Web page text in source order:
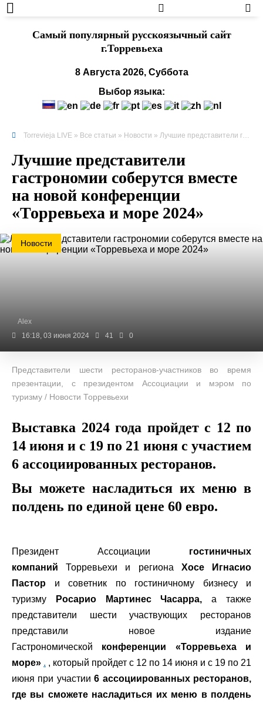
Cамый популярный русскоязычный сайт
г.Торревьеха
8 Августа 2026, Суббота
Выбор языка:
Torrevieja LIVE » Все статьи » Новости » Лучшие представители гастрономии соберутся вместе на новой конференции «Торревьеха и море 2024»
Лучшие представители
гастрономии соберутся вместе
на новой конференции
«Торревьеха и море 2024»
Новости
Alex
16:18, 03 июня 2024
41 0
Представители шести ресторанов-участников во время
презентации, с президентом Ассоциации и мэром по
туризму / Новости Торревьехи
Выставка 2024 года пройдет с 12 по
14 июня и с 19 по 21 июня с участием
6 ассоциированных ресторанов.
Вы можете насладиться их меню в
полдень по единой цене 60 евро.
Президент Ассоциации гостиничных
компаний Торревьехи и региона Хосе Игнасио
Пастор и советник по гостиничному бизнесу и
туризму
Росарио Мартинес Часарра, а также
представители шести участвующих ресторанов
представили новое издание
Гастрономической конференции «Торревьеха и
море» . , который пройдет с 12 по 14 июня и с 19 по 21
июня при участии6 ассоциированных ресторанов,
где вы сможете насладиться их меню в полдень